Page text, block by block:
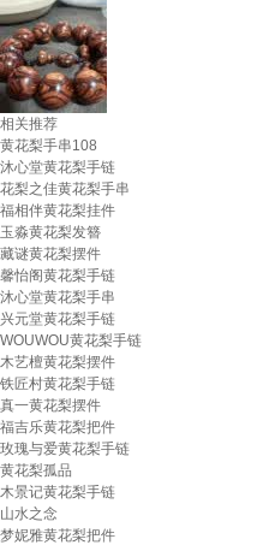
相关推荐
黄花梨手串108
沐心堂黄花梨手链
花梨之佳黄花梨手串
福相伴黄花梨挂件
玉淼黄花梨发簪
藏谜黄花梨摆件
馨怡阁黄花梨手链
沐心堂黄花梨手串
兴元堂黄花梨手链
WOUWOU黄花梨手链
木艺檀黄花梨摆件
铁匠村黄花梨手链
真一黄花梨摆件
福吉乐黄花梨把件
玫瑰与爱黄花梨手链
黄花梨孤品
木景记黄花梨手链
山水之念
梦妮雅黄花梨把件